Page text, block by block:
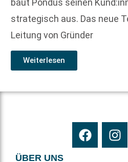
baut Pondus seinen
strategisch aus. Das neue
Leitung von Gründer
Weiterlesen
ÜBER UNS